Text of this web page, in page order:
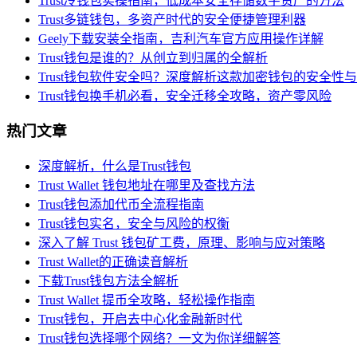
Trust多链钱包，多资产时代的安全便捷管理利器
Geely下载安装全指南，吉利汽车官方应用操作详解
Trust钱包是谁的？从创立到归属的全解析
Trust钱包软件安全吗？深度解析这款加密钱包的安全性
Trust钱包换手机必看，安全迁移全攻略，资产零风险
热门文章
深度解析，什么是Trust钱包
Trust Wallet 钱包地址在哪里及查找方法
Trust钱包添加代币全流程指南
Trust钱包实名，安全与风险的权衡
深入了解 Trust 钱包矿工费，原理、影响与应对策略
Trust Wallet的正确读音解析
下载Trust钱包方法全解析
Trust Wallet 提币全攻略，轻松操作指南
Trust钱包，开启去中心化金融新时代
Trust钱包选择哪个网络？一文为你详细解答